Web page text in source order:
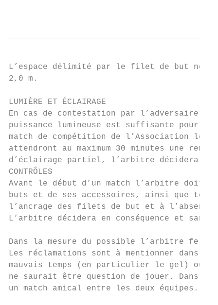
L’espace délimité par le filet de but ne
2,0 m.
LUMIÈRE ET ÉCLAIRAGE
En cas de contestation par l’adversaire
puissance lumineuse est suffisante pour
match de compétition de l’Association
attendront au maximum 30 minutes une
d’éclairage partiel, l’arbitre décidera
CONTRÔLES
Avant le début d’un match l’arbitre doit
buts et de ses accessoires, ainsi que
l’ancrage des filets de but et à
L’arbitre décidera en conséquence et
Dans la mesure du possible l’arbitre fera
Les réclamations sont à mentionner
mauvais temps (en particulier le gel) ou
ne saurait être question de jouer. Dans
un match amical entre les deux équipes.